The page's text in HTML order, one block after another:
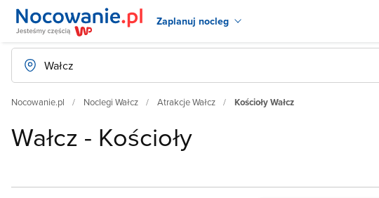
Zaplanuj nocleg
Nocowanie.pl Noclegi Wałcz Atrakcje Wałcz Kościoły Wałcz
Wałcz - Kościoły